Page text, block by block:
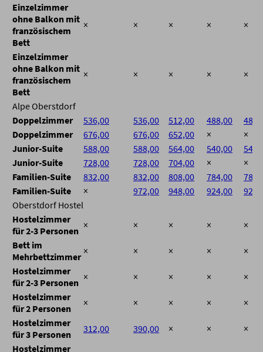
Einzelzimmer
ohne Balkon mit
französischem
Bett
× × × × ×
Einzelzimmer
ohne Balkon mit
französischem
Bett
× × × × ×
Alpe Oberstdorf
Doppelzimmer
536,00 536,00 512,00 488,00
Doppelzimmer
676,00 676,00 652,00 ×
×
Junior-Suite
588,00 588,00 564,00 540,00
Junior-Suite
728,00 728,00 704,00 ×
×
Familien-Suite
832,00 832,00 808,00 784,00
Familien-Suite
× 972,00 948,00 924,00
Oberstdorf Hostel
Hostelzimmer
für 2-3 Personen × × × ×
×
Bett im
Mehrbettzimmer × × × ×
×
Hostelzimmer
für 2-3 Personen × × × ×
×
Hostelzimmer
für 2 Personen
× × × ×
×
Hostelzimmer
für 3 Personen
312,00 390,00 × ×
×
Hostelzimmer